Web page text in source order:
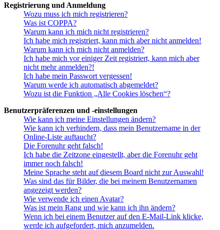
Registrierung und Anmeldung
Wozu muss ich mich registrieren?
Was ist COPPA?
Warum kann ich mich nicht registrieren?
Ich habe mich registriert, kann mich aber nicht anmelden!
Warum kann ich mich nicht anmelden?
Ich habe mich vor einiger Zeit registriert, kann mich aber
nicht mehr anmelden?!
Ich habe mein Passwort vergessen!
Warum werde ich automatisch abgemeldet?
Wozu ist die Funktion „Alle Cookies löschen“?
Benutzerpräferenzen und -einstellungen
Wie kann ich meine Einstellungen ändern?
Wie kann ich verhindern, dass mein Benutzername in der
Online-Liste auftaucht?
Die Forenuhr geht falsch!
Ich habe die Zeitzone eingestellt, aber die Forenuhr geht
immer noch falsch!
Meine Sprache steht auf diesem Board nicht zur Auswahl!
Was sind das für Bilder, die bei meinem Benutzernamen
angezeigt werden?
Wie verwende ich einen Avatar?
Was ist mein Rang und wie kann ich ihn ändern?
Wenn ich bei einem Benutzer auf den E-Mail-Link klicke,
werde ich aufgefordert, mich anzumelden.